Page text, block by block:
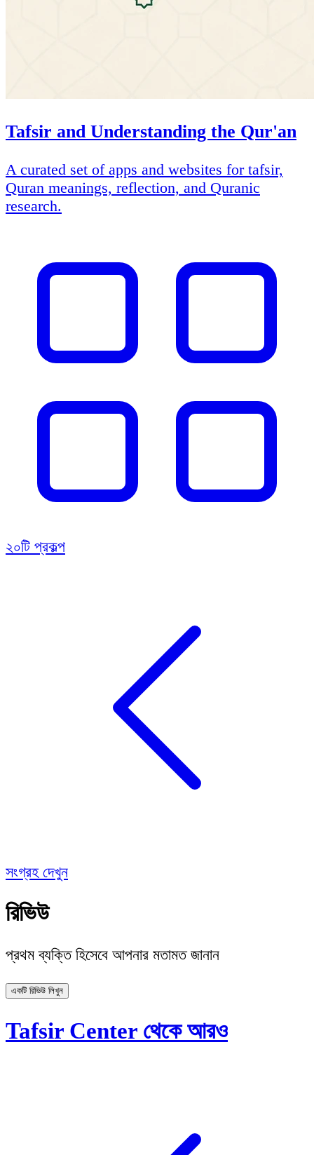
Tafsir and Understanding the Qur'an
A curated set of apps and websites for tafsir,
Quran meanings, reflection, and Quranic
research.
২০টি প্রকল্প
সংগ্রহ দেখুন
রিভিউ
প্রথম ব্যক্তি হিসেবে আপনার মতামত জানান
একটি রিভিউ লিখুন
Tafsir Center থেকে আরও